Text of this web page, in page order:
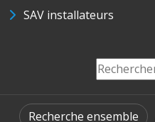
SAV installateurs
Recherche ensemble